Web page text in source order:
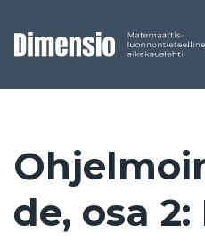
de, osa